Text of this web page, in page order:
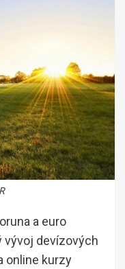
a euro
vývoj devízových
online kurzy